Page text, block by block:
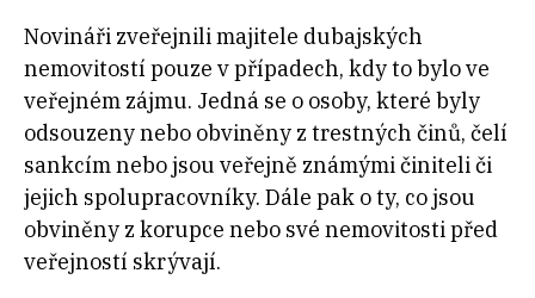
Novináři zveřejnili majitele dubajských
nemovitostí pouze v případech, kdy to bylo ve
veřejném zájmu. Jedná se o osoby, které byly
odsouzeny nebo obviněny z trestných činů, čelí
sankcím nebo jsou veřejně známými činiteli či
jejich spolupracovníky. Dále pak o ty, co jsou
obviněny z korupce nebo své nemovitosti před
veřejností skrývají.